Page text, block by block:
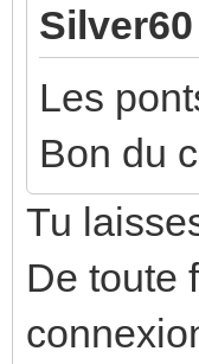
Les
Bon du
Tu
De toute